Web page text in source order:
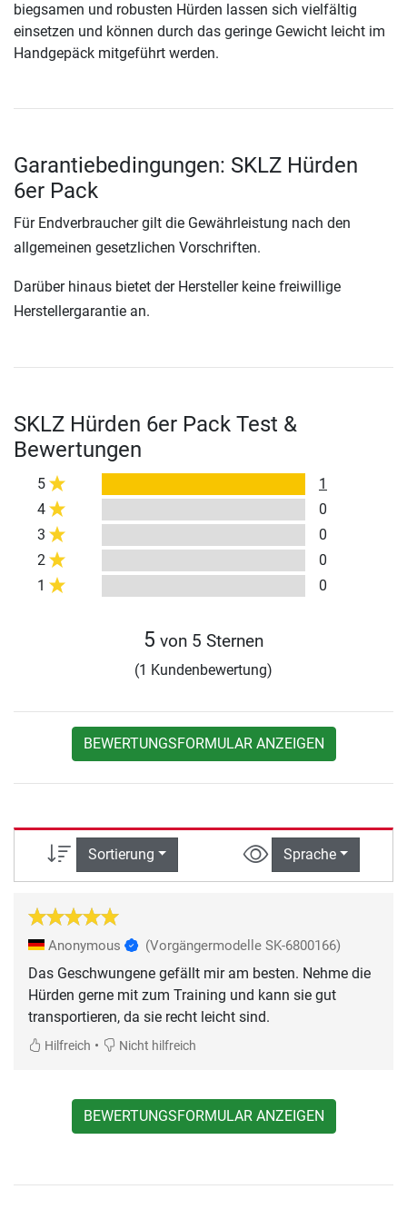
biegsamen und robusten Hürden lassen sich vielfältig
einsetzen und können durch das geringe Gewicht leicht im
Handgepäck mitgeführt werden.
Garantiebedingungen: SKLZ Hürden
6er Pack
Für Endverbraucher gilt die Gewährleistung nach den
allgemeinen gesetzlichen Vorschriften.
Darüber hinaus bietet der Hersteller keine freiwillige
Herstellergarantie an.
SKLZ Hürden 6er Pack Test &
Bewertungen
5
1
4
0
3
0
2
0
1
0
5 von 5 Sternen
(1 Kundenbewertung)
BEWERTUNGSFORMULAR ANZEIGEN
Sortierung Sprache
Anonymous (Vorgängermodelle SK-6800166)
Das Geschwungene gefällt mir am besten. Nehme die
Hürden gerne mit zum Training und kann sie gut
transportieren, da sie recht leicht sind.
Hilfreich • Nicht hilfreich
BEWERTUNGSFORMULAR ANZEIGEN